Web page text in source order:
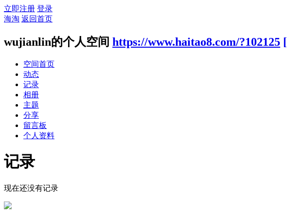
立即注册 登录
海淘 返回首页
wujianlin的个人空间 https://www.haitao8.com/?102125
空间首页
动态
记录
相册
主题
分享
留言板
个人资料
记录
现在还没有记录